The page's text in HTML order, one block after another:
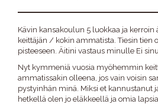
Kävin kansakoulun 5 luokkaa ja kerroin
keittäjän / kokin ammatista. Tiesin tien
pisteeseen. Äitini vastaus minulle Ei
Nyt kymmeniä vuosia myöhemmin
ammatissakin olleena, jos vain voisin
pystyinhän minä. Miksi et kannustanut
hetkellä olen jo eläkkeellä ja omia